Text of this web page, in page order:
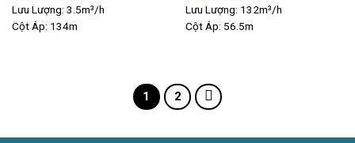
Lưu Lượng: 3.5m³/h
Cột Áp: 134m
Lưu Lượng: 132m³/h
Cột Áp: 56.5m
1 2